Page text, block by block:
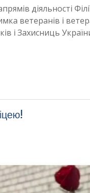
діяльності
ветеранів і
і Захисниць